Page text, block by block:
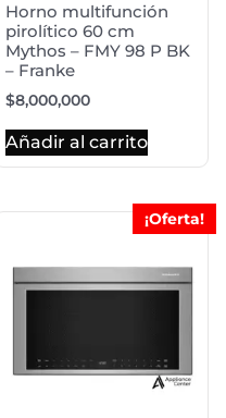
Horno multifunción
pirolítico 60 cm
Mythos – FMY 98 P BK
– Franke
$8,000,000
Añadir al carrito
¡Oferta!